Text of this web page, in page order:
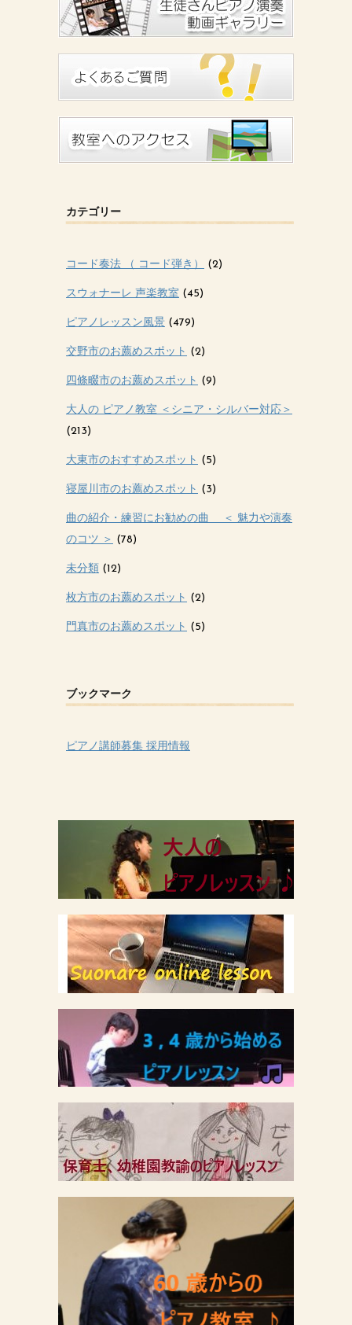
カテゴリー
コード奏法 （ コード弾き） (2)
スウォナーレ 声楽教室 (45)
ピアノレッスン風景 (479)
交野市のお薦めスポット (2)
四條畷市のお薦めスポット (9)
大人の ピアノ教室 ＜シニア・シルバー対応＞
(213)
大東市のおすすめスポット (5)
寝屋川市のお薦めスポット (3)
曲の紹介・練習にお勧めの曲 ＜ 魅力や演奏
のコツ ＞ (78)
未分類 (12)
枚方市のお薦めスポット (2)
門真市のお薦めスポット (5)
ブックマーク
ピアノ講師募集 採用情報